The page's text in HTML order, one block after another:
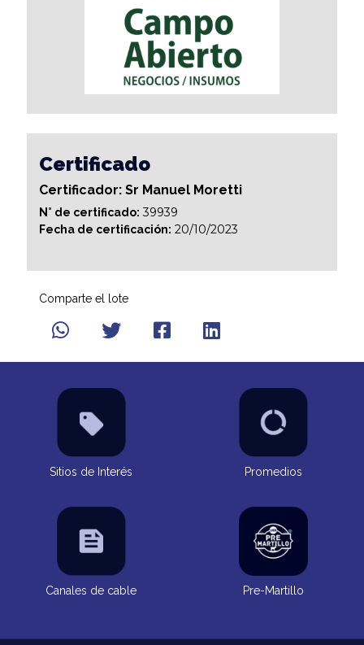
Certificado
Certificador: Sr Manuel Moretti
N° de certificado: 39939
Fecha de certificación: 20/10/2023
Comparte el lote
Sitios de Interés Promedios
Canales de cable Pre-Martillo